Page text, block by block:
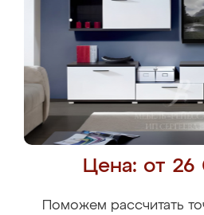
Цена: от
Поможем рассчитать